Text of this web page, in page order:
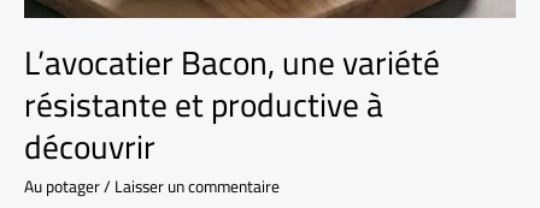
L’avocatier Bacon, une variété
résistante et productive à
découvrir
Au potager/Laisser un commentaire